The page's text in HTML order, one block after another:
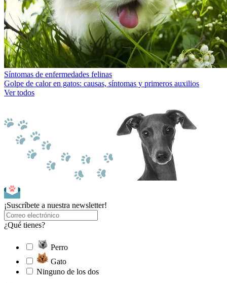
Síntomas de enfermedades felinas
Golpe de calor en gatos: causas, síntomas y primeros auxilios
Ver todos
¡Suscríbete a nuestra newsletter!
¿Qué tienes?
Perro
Gato
Ninguno de los dos